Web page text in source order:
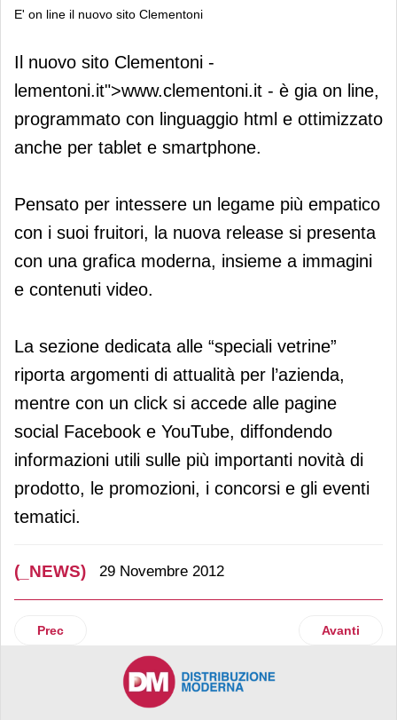
E' on line il nuovo sito Clementoni
E' on line il nuovo sito Clementoni
Il nuovo sito Clementoni -
lementoni.it">www.clementoni.it - è gia on line,
programmato con linguaggio html e ottimizzato
anche per tablet e smartphone.
Pensato per intessere un legame più empatico
con i suoi fruitori, la nuova release si presenta
con una grafica moderna, insieme a immagini
e contenuti video.
La sezione dedicata alle “speciali vetrine”
riporta argomenti di attualità per l’azienda,
mentre con un click si accede alle pagine
social Facebook e YouTube, diffondendo
informazioni utili sulle più importanti novità di
prodotto, le promozioni, i concorsi e gli eventi
tematici.
(_NEWS) 29 Novembre 2012
Articolo precedente: Imaginarium potenzia l’e-commerce
Prec Articolo
Avanti